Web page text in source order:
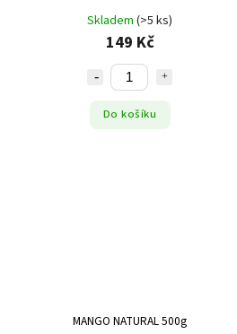
Skladem (>5 ks)
149 Kč
Do košíku
MANGO NATURAL 500g